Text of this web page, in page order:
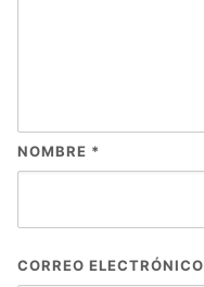
NOMBRE *
CORREO ELECTRÓNICO